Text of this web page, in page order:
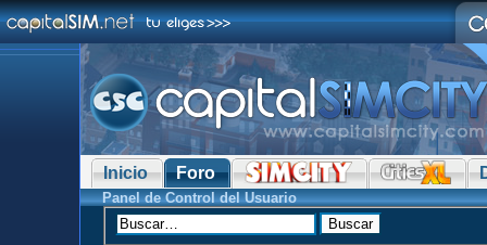
Inicio Foro
Panel de Control del Usuario